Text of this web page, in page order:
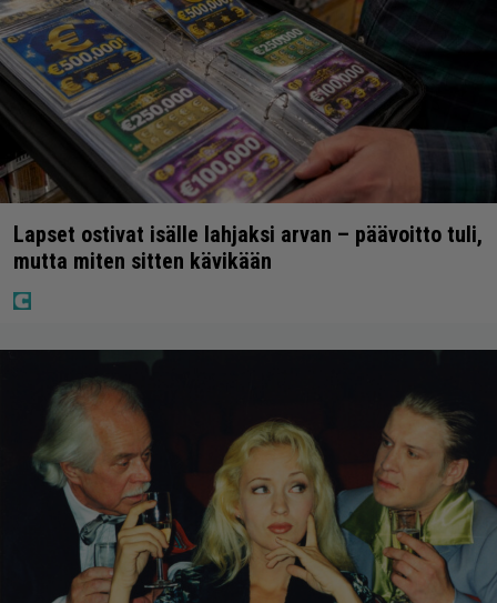
Lapset ostivat isälle lahjaksi arvan – päävoitto tuli,
mutta miten sitten kävikään